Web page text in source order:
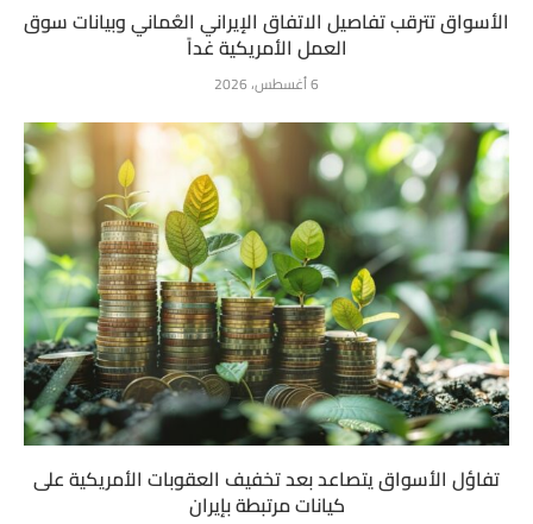
الأسواق تترقب تفاصيل الاتفاق الإيراني العُماني وبيانات سوق
العمل الأمريكية غداً
6 أغسطس، 2026
تفاؤل الأسواق يتصاعد بعد تخفيف العقوبات الأمريكية على
كيانات مرتبطة بإيران